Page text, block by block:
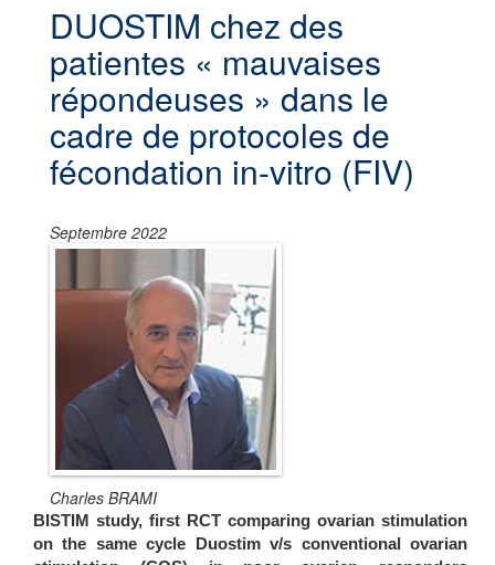
DUOSTIM chez des
patientes « mauvaises
répondeuses » dans le
cadre de protocoles de
fécondation in-vitro (FIV)
Septembre 2022
Charles BRAMI
BISTIM study, first RCT comparing ovarian stimulation
on the same cycle Duostim v/s conventional ovarian